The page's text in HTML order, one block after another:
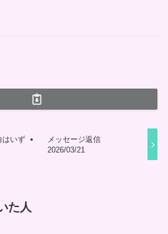
はいず
メッセージ返信
2026/03/21
た人